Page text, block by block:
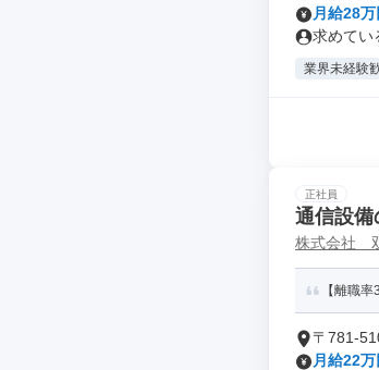
月給28
求めて
業界未経験
正社員
通信設備
株式会社
【離職
〒781-
月給22